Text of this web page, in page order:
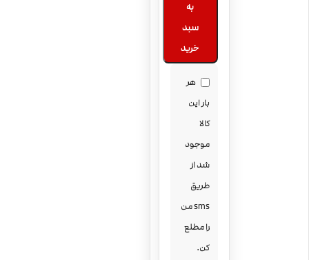
به
سبد
خرید
هر
بار این
کالا
موجود
شد از
طریق
sms من
را مطلع
کن.